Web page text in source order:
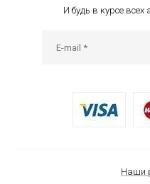
Наши
И будь в курсе всех